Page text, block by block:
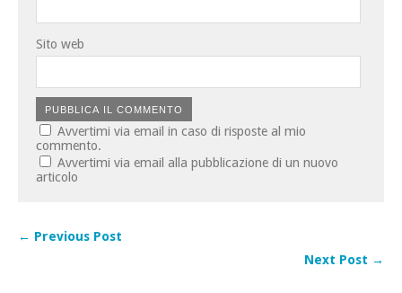
Sito web
Avvertimi via email in caso di risposte al mio
commento.
Avvertimi via email alla pubblicazione di un nuovo
articolo
← Previous Post
Next Post →